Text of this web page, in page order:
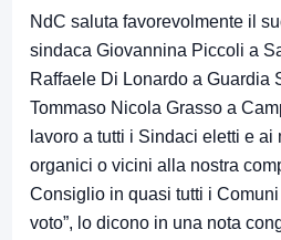
NdC saluta favorevolmente il
sindaca Giovannina Piccoli a
Raffaele Di Lonardo a Guardia
Tommaso Nicola Grasso a
lavoro a tutti i Sindaci eletti e ai
organici o vicini alla nostra
Consiglio in quasi tutti i
voto”, lo dicono in una nota